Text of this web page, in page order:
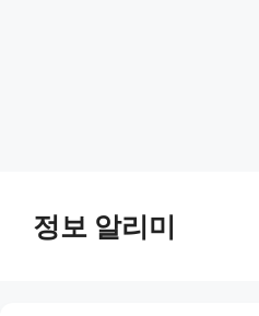
content정보 알리미